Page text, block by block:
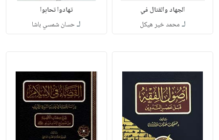
الجهاد والقتال في
لـ محمد خير هيكل
تهادوا تحابوا
لـحسان شمسي باشا